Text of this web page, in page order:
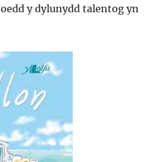
oedd y dylunydd talentog yn